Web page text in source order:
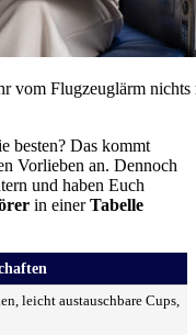
vom Flugzeuglärm nichts
besten? Das kommt
Vorlieben an. Dennoch
und haben Euch
in einerTabelle
leicht austauschbare Cups,